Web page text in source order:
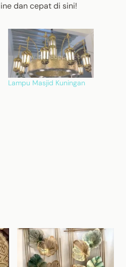
dan cepat di sini!
Lampu Masjid Kuningan